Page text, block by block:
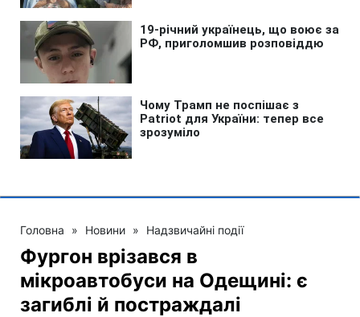
Головна » Новини » Надзвичайні події
Фургон врізався в
мікроавтобуси на Одещині: є
загиблі й постраждалі